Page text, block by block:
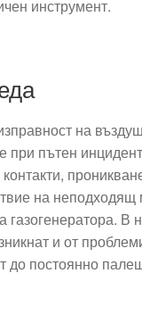
инструмент.
на
при пътен
на неподходящ
газогенератора. В
и от
до постоянно